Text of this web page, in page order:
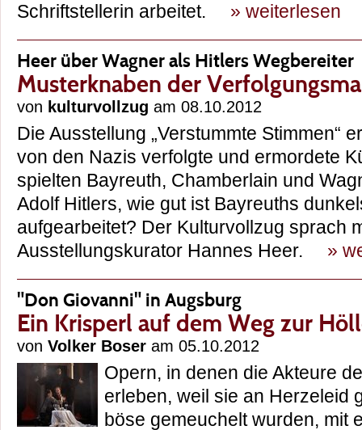
Schriftstellerin arbeitet. » weiterlesen
Heer über Wagner als Hitlers Wegbereiter
Musterknaben der
von kulturvollzug am 08.10.2012
Die Ausstellung „Verstummte Stimmen“
von den Nazis verfolgte und ermordete
spielten Bayreuth, Chamberlain und
Adolf Hitlers, wie gut ist Bayreuths
aufgearbeitet? Der Kulturvollzug sprach
Ausstellungskurator Hannes Heer. »
"Don Giovanni" in Augsburg
Ein Krisperl auf dem Weg zur
von Volker Boser am 05.10.2012
Opern, in denen die Akteure
erleben, weil sie an Herzeleid
böse gemeuchelt wurden, mit